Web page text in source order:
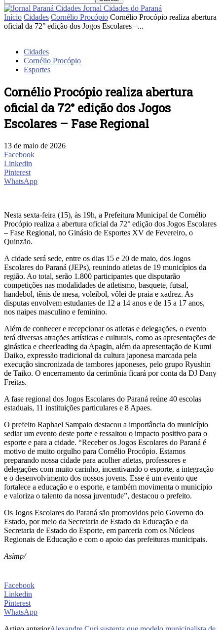
Jornal Cidades do Paraná
Início Cidades Cornélio Procópio Cornélio Procópio realiza abertura
oficial da 72° edição dos Jogos Escolares –...
Cidades
Cornélio Procópio
Esportes
Cornélio Procópio realiza abertura
oficial da 72° edição dos Jogos
Escolares – Fase Regional
13 de maio de 2026
Facebook
Linkedin
Pinterest
WhatsApp
Nesta sexta-feira (15), às 19h, a Prefeitura Municipal de Cornélio
Procópio realiza a abertura oficial da 72° edição dos Jogos Escolares
– Fase Regional, no Ginásio de Esportes XV de Fevereiro, o
Quinzão.
A cidade será sede, entre os dias 15 e 20 de maio, dos Jogos
Escolares do Paraná (JEPs), reunindo atletas de 19 municípios da
região. Ao total, serão 1.800 participantes que disputarão
competições nas modalidades de atletismo, basquete, futsal,
handebol, tênis de mesa, voleibol, vôlei de praia e xadrez. As
disputas envolvem estudantes de 12 a 14 anos e de 15 a 17 anos,
nos naipes masculino e feminino.
Além de conhecer e recepcionar os atletas e delegações, o evento
terá diversas atrações artísticas e culturais, como as apresentações de
ginástica e cheerleading da Apagin, além da apresentação de Kumi
Daiko, expressão tradicional da cultura japonesa marcada pela
execução sincronizada de tambores japoneses, pelo grupo Ryushin
de Taiko. O encerramento da cerimônia ficará por conta da DJ Dany
Freitas.
A fase regional dos Jogos Escolares do Paraná reúne 40 escolas
estaduais, 11 instituições particulares e 8 Apaes.
O prefeito Raphael Sampaio destacou a importância do município
sediar um evento deste porte e ressaltou o impacto positivo para o
esporte e para a cidade. “Receber os Jogos Escolares do Paraná é
motivo de muito orgulho para Cornélio Procópio. Estamos
preparando nossa cidade para acolher atletas, professores e
delegações com muito carinho, incentivando o esporte, a integração
e o desenvolvimento dos nossos jovens. Esse é um evento que
fortalece a educação e o esporte, e também movimenta o município
e valoriza o talento da nossa juventude”, destacou o prefeito.
Os Jogos Escolares do Paraná são promovidos pelo Governo do
Estado, por meio da Secretaria de Estado da Educação e da
Secretaria de Estado do Esporte, em parceria com os Núcleos
Regionais de Educação e com o apoio das prefeituras municipais.
Asimp/
Facebook
Linkedin
Pinterest
WhatsApp